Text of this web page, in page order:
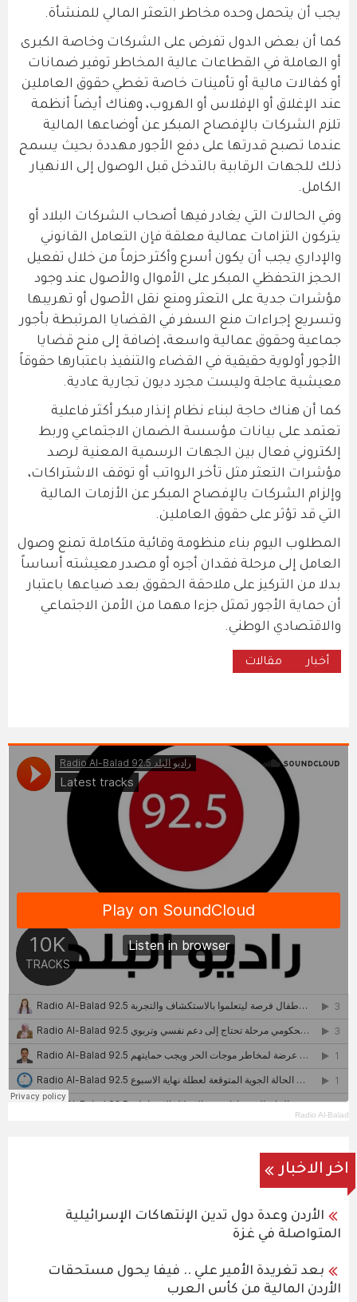
يجب أن يتحمل وحده مخاطر التعثر المالي للمنشأة.
كما أن بعض الدول تفرض على الشركات وخاصة الكبرى
أو العاملة في القطاعات عالية المخاطر توفير ضمانات
أو كفالات مالية أو تأمينات خاصة تغطي حقوق العاملين
عند الإغلاق أو الإفلاس أو الهروب، وهناك أيضاً أنظمة
تلزم الشركات بالإفصاح المبكر عن أوضاعها المالية
عندما تصبح قدرتها على دفع الأجور مهددة بحيث يسمح
ذلك للجهات الرقابية بالتدخل قبل الوصول إلى الانهيار
الكامل.
وفي الحالات التي يغادر فيها أصحاب الشركات البلاد أو
يتركون التزامات عمالية معلقة فإن التعامل القانوني
والإداري يجب أن يكون أسرع وأكثر حزماً من خلال تفعيل
الحجز التحفظي المبكر على الأموال والأصول عند وجود
مؤشرات جدية على التعثر ومنع نقل الأصول أو تهريبها
وتسريع إجراءات منع السفر في القضايا المرتبطة بأجور
جماعية وحقوق عمالية واسعة، إضافة إلى منح قضايا
الأجور أولوية حقيقية في القضاء والتنفيذ باعتبارها حقوقاً
معيشية عاجلة وليست مجرد ديون تجارية عادية.
كما أن هناك حاجة لبناء نظام إنذار مبكر أكثر فاعلية
تعتمد على بيانات مؤسسة الضمان الاجتماعي وربط
إلكتروني فعال بين الجهات الرسمية المعنية لرصد
مؤشرات التعثر مثل تأخر الرواتب أو توقف الاشتراكات،
وإلزام الشركات بالإفصاح المبكر عن الأزمات المالية
التي قد تؤثر على حقوق العاملين.
المطلوب اليوم بناء منظومة وقائية متكاملة تمنع وصول
العامل إلى مرحلة فقدان أجره أو مصدر معيشته أساساً
بدلا من التركيز على ملاحقة الحقوق بعد ضياعها باعتبار
أن حماية الأجور تمثل جزءا مهما من الأمن الاجتماعي
والاقتصادي الوطني.
أخبار مقالات
Radio Al-Balad
اخر الاخبار
الأردن وعدة دول تدين الإنتهاكات الإسرائيلية
المتواصلة في غزة
بعد تغريدة الأمير علي .. فيفا يحول مستحقات
الأردن المالية من كأس العرب